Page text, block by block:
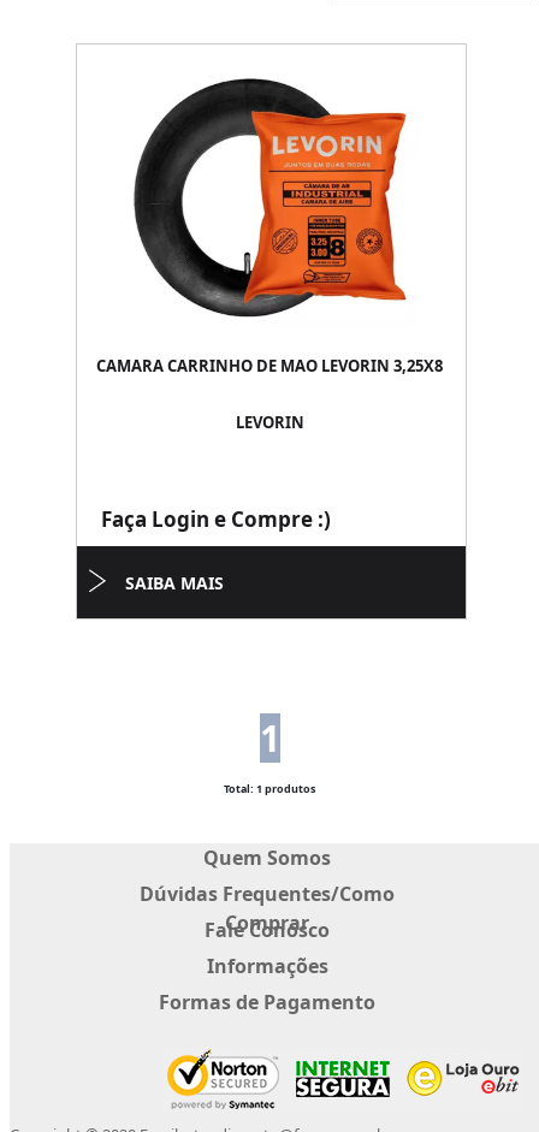
CAMARA CARRINHO DE MAO LEVORIN 3,25X8
LEVORIN
Faça Login e Compre :)
SAIBA MAIS
1
Total: 1 produtos
Quem Somos
Dúvidas Frequentes/Como
Comprar
Fale Conosco
Informações
Formas de Pagamento